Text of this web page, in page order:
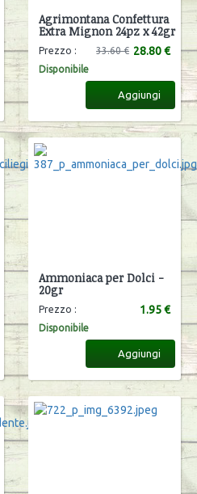
Agrimontana Confettura
Extra Mignon 24pz x 42gr
Prezzo : 28.80 €
33.60 €
Disponibile
Aggiungi
Ammoniaca per Dolci -
20gr
Prezzo : 1.95 €
Disponibile
Aggiungi